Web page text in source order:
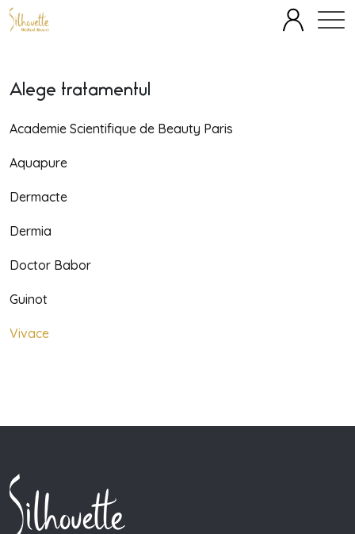
Alege tratamentul
Academie Scientifique de Beauty Paris
Aquapure
Dermacte
Dermia
Doctor Babor
Guinot
Vivace